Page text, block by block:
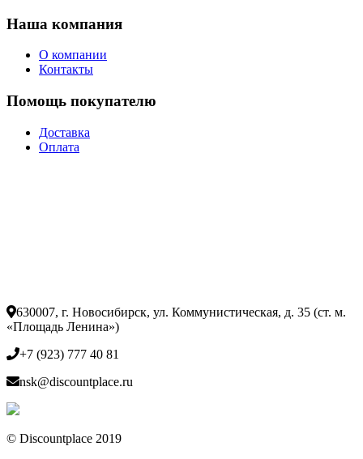
Наша компания
О компании
Контакты
Помощь покупателю
Доставка
Оплата
630007, г. Новосибирск, ул. Коммунистическая, д. 35 (ст. м.
«Площадь Ленина»)
+7 (923) 777 40 81
nsk@discountplace.ru
© Discountplace 2019